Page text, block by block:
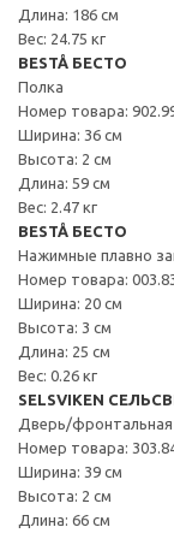
Длина: 186 см
Вес: 24.75 кг
BESTÅ БЕСТО
Полка
Номер товара:
Ширина: 36 см
Высота: 2 см
Длина: 59 см
Вес: 2.47 кг
BESTÅ БЕСТО
Нажимные плавно
Номер товара:
Ширина: 20 см
Высота: 3 см
Длина: 25 см
Вес: 0.26 кг
SELSVIKEN
Дверь/фронтальная
Номер товара:
Ширина: 39 см
Высота: 2 см
Длина: 66 см